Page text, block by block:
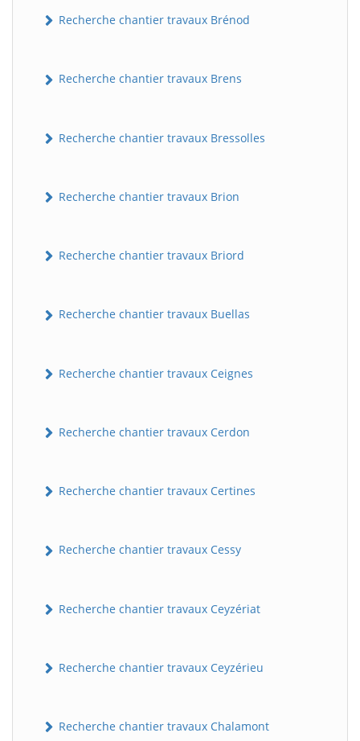
Recherche chantier travaux Brénod
Recherche chantier travaux Brens
Recherche chantier travaux Bressolles
Recherche chantier travaux Brion
Recherche chantier travaux Briord
Recherche chantier travaux Buellas
Recherche chantier travaux Ceignes
Recherche chantier travaux Cerdon
Recherche chantier travaux Certines
Recherche chantier travaux Cessy
Recherche chantier travaux Ceyzériat
Recherche chantier travaux Ceyzérieu
Recherche chantier travaux Chalamont